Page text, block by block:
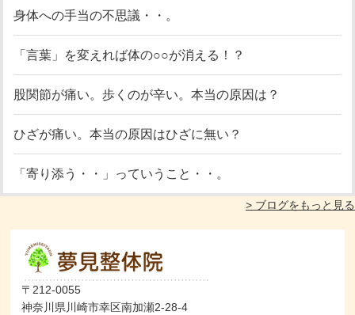
身体への手当の不思議・・。
「言葉」を変えれば体の○○が消える！？
股関節が痛い。歩くのが辛い。本当の原因は？
ひざが痛い。本当の原因はひざに無い？
「寄り添う・・」っていうこと・・。
> ブログをもっと見る
〒212-0055
神奈川県川崎市幸区南加瀬2-28-4